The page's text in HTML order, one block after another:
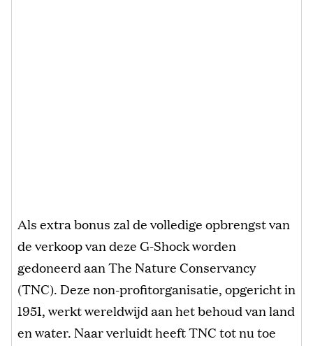
Als extra bonus zal de volledige opbrengst van
de verkoop van deze G-Shock worden
gedoneerd aan The Nature Conservancy
(TNC). Deze non-profitorganisatie, opgericht in
1951, werkt wereldwijd aan het behoud van land
en water. Naar verluidt heeft TNC tot nu toe